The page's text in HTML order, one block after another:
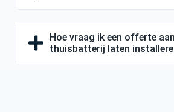
Hoe vraag ik een offerte
thuisbatterij laten